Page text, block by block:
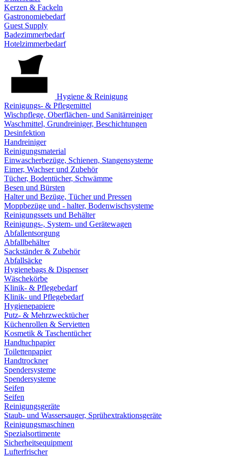
Kerzen & Fackeln
Gastronomiebedarf
Guest Supply
Badezimmerbedarf
Hotelzimmerbedarf
Hygiene & Reinigung
Reinigungs- & Pflegemittel
Wischpflege, Oberflächen- und Sanitärreiniger
Waschmittel, Grundreiniger, Beschichtungen
Desinfektion
Handreiniger
Reinigungsmaterial
Einwascherbezüge, Schienen, Stangensysteme
Eimer, Wachser und Zubehör
Tücher, Bodentücher, Schwämme
Besen und Bürsten
Halter und Bezüge, Tücher und Pressen
Moppbezüge und - halter, Bodenwischsysteme
Reinigungssets und Behälter
Reinigungs-, System- und Gerätewagen
Abfallentsorgung
Abfallbehälter
Sackständer & Zubehör
Abfallsäcke
Hygienebags & Dispenser
Wäschekörbe
Klinik- & Pflegebedarf
Klinik- und Pflegebedarf
Hygienepapiere
Putz- & Mehrzwecktücher
Küchenrollen & Servietten
Kosmetik & Taschentücher
Handtuchpapier
Toilettenpapier
Handtrockner
Spendersysteme
Spendersysteme
Seifen
Seifen
Reinigungsgeräte
Staub- und Wassersauger, Sprühextraktionsgeräte
Reinigungsmaschinen
Spezialsortimente
Sicherheitsequipment
Lufterfrischer